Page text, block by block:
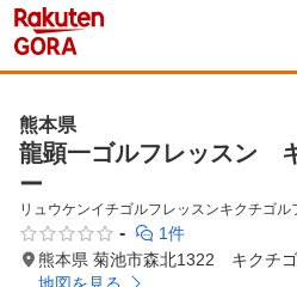
熊本県
龍顕一ゴルフレッスン
ー
リュウケンイチゴルフレッスンキクチゴル
-
1件
熊本県 菊池市森北1322 キクチ